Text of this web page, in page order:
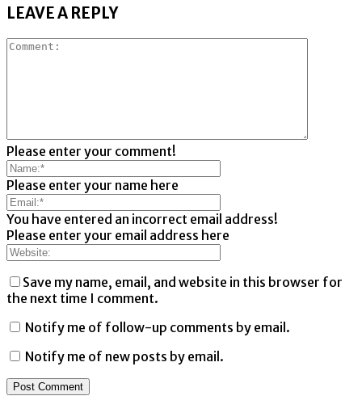
LEAVE A REPLY
Please enter your comment!
Please enter your name here
You have entered an incorrect email address!
Please enter your email address here
Save my name, email, and website in this browser for
the next time I comment.
Notify me of follow-up comments by email.
Notify me of new posts by email.